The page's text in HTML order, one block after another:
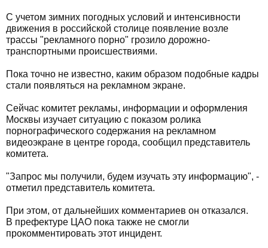
С учетом зимних погодных условий и интенсивности
движения в российской столице появление возле
трассы "рекламного порно" грозило дорожно-
транспортными происшествиями.
Пока точно не известно, каким образом подобные кадры
стали появляться на рекламном экране.
Сейчас комитет рекламы, информации и оформления
Москвы изучает ситуацию с показом ролика
порнографического содержания на рекламном
видеоэкране в центре города, сообщил представитель
комитета.
"Запрос мы получили, будем изучать эту информацию", -
отметил представитель комитета.
При этом, от дальнейших комментариев он отказался.
В префектуре ЦАО пока также не смогли
прокомментировать этот инцидент.